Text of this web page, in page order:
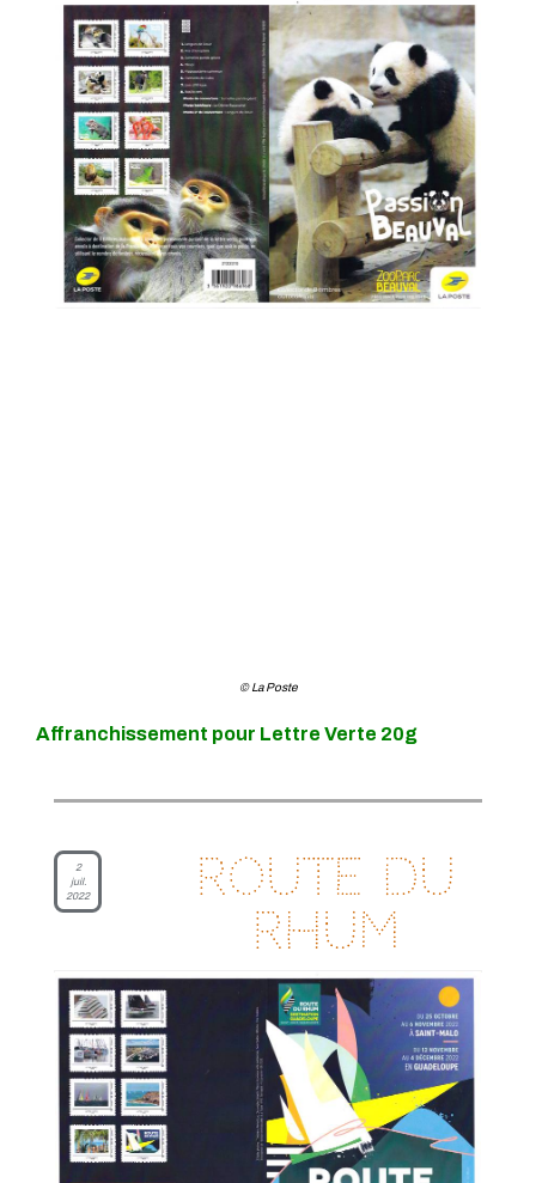
Mars 2021
Février 2021
Janvier 2021
Novembre 2020
Octobre 2020
Septembre 2020
Août 2020
Juillet 2020
Juin 2020
Avril 2020
Mars 2020
© La Poste
Affranchissement pour Lettre Verte 20g
2
juil.
2022
Route du
Rhum